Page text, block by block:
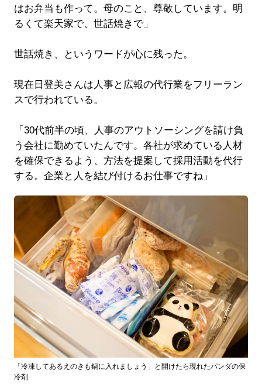
はお弁当も作って。母のこと、尊敬しています。明
るくて楽天家で、世話焼きで」
世話焼き、というワードが心に残った。
現在日登美さんは人事と広報の代行業をフリーラン
スで行われている。
「30代前半の頃、人事のアウトソーシングを請け負
う会社に勤めていたんです。各社が求めている人材
を確保できるよう、方法を提案して採用活動を代行
する。企業と人を結び付けるお仕事ですね」
「冷凍してあるえのきも鍋に入れましょう」と開けたら現れたパンダの保
冷剤